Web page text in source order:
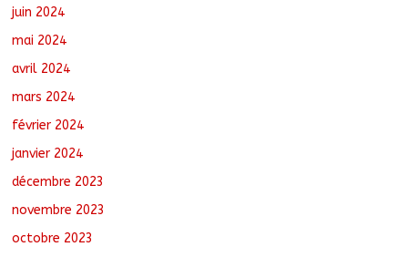
juin 2024
mai 2024
avril 2024
mars 2024
février 2024
janvier 2024
décembre 2023
novembre 2023
octobre 2023